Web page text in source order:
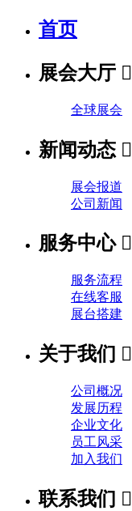
首页
展会大厅 
全球展会
新闻动态 
展会报道
公司新闻
服务中心 
服务流程
在线客服
展台搭建
关于我们 
公司概况
发展历程
企业文化
员工风采
加入我们
联系我们 